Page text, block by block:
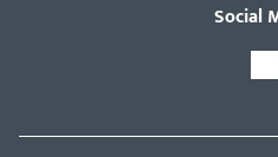
Social